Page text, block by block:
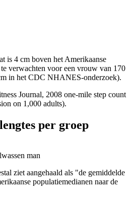
is 4 cm boven het Amerikaanse
verwachten voor een vrouw van 170
in het CDC NHANES-onderzoek).
Journal, 2008 one-mile step count
on 1,000 adults).
per groep
man
ziet aangehaald als "de gemiddelde
populatiemedianen naar de